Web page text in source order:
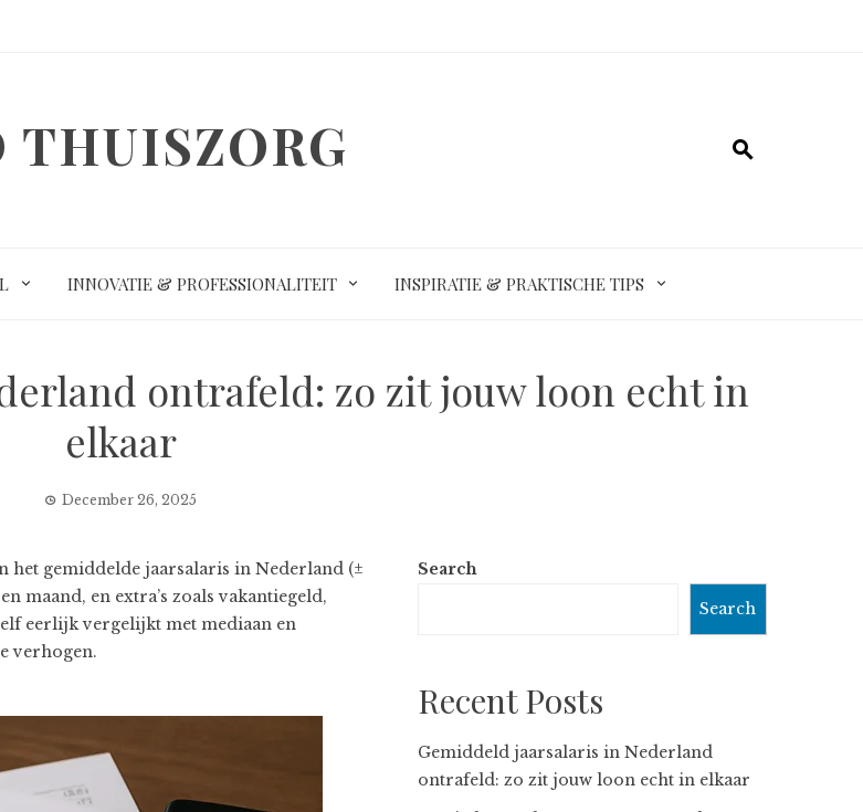
THUISZORG
INNOVATIE & PROFESSIONALITEIT INSPIRATIE & PRAKTISCHE TIPS
ontrafeld: zo zit jouw loon echt in
elkaar
December 26, 2025
het gemiddelde jaarsalaris in Nederland (±
maand, en extra’s zoals vakantiegeld,
eerlijk vergelijkt met mediaan en
verhogen.
Search
Search
Recent Posts
Gemiddeld jaarsalaris in Nederland
ontrafeld: zo zit jouw loon echt in elkaar